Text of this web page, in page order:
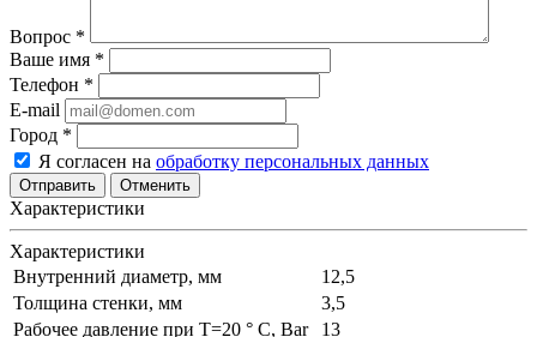
Вопрос *
Ваше имя *
Телефон *
E-mail
Город *
Я согласен на обработку персональных данных
Отменить
Характеристики
Характеристики
Внутренний диаметр, мм
12,5
Толщина стенки, мм
3,5
Рабочее давление при T=20 ° С, Bar
13